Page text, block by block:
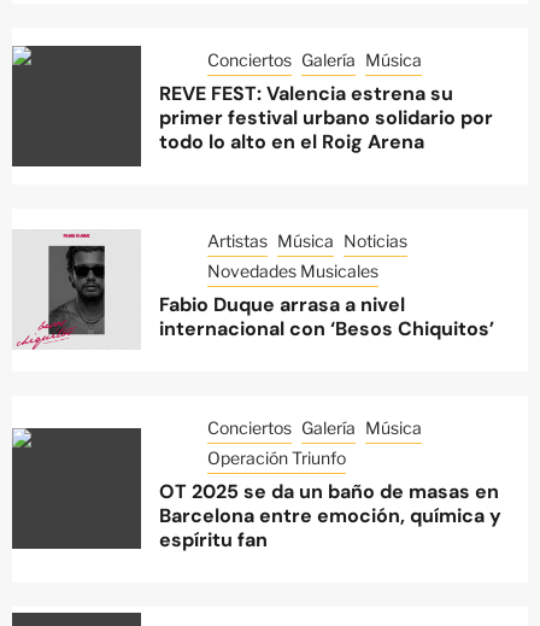
Conciertos Galería Música
REVE FEST: Valencia estrena su
primer festival urbano solidario por
todo lo alto en el Roig Arena
Artistas Música Noticias
Novedades Musicales
Fabio Duque arrasa a nivel
internacional con ‘Besos Chiquitos’
Conciertos Galería Música
Operación Triunfo
OT 2025 se da un baño de masas en
Barcelona entre emoción, química y
espíritu fan